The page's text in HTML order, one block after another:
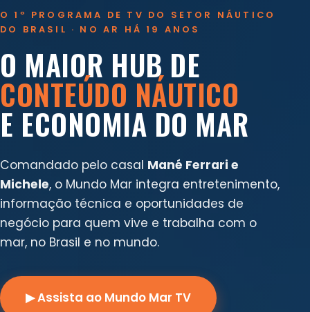
O 1º PROGRAMA DE TV DO SETOR NÁUTICO
DO BRASIL · NO AR HÁ 19 ANOS
O MAIOR HUB DE
CONTEÚDO NÁUTICO
E ECONOMIA DO MAR
Comandado pelo casal Mané Ferrari e
Michele, o Mundo Mar integra entretenimento,
informação técnica e oportunidades de
negócio para quem vive e trabalha com o
mar, no Brasil e no mundo.
▶ Assista ao Mundo Mar TV